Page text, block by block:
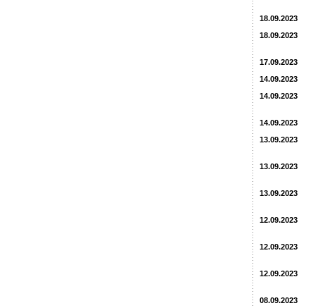
18.09.2023
18.09.2023
17.09.2023
14.09.2023
14.09.2023
14.09.2023
13.09.2023
13.09.2023
13.09.2023
12.09.2023
12.09.2023
12.09.2023
08.09.2023